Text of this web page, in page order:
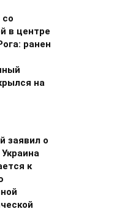
со
в центре
ранен
на
заявил о
к